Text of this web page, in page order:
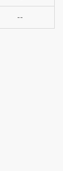
--Nicht
verfügbar